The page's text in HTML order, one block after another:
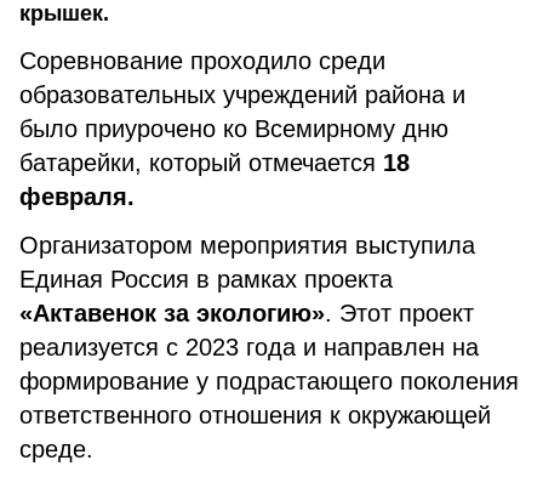
крышек.
Соревнование проходило среди
образовательных учреждений района и
было приурочено ко Всемирному дню
батарейки, который отмечается 18
февраля.
Организатором мероприятия выступила
Единая Россия в рамках проекта
«Актавенок за экологию». Этот проект
реализуется с 2023 года и направлен на
формирование у подрастающего поколения
ответственного отношения к окружающей
среде.